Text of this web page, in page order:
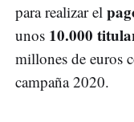
para realizar el
unos 10.000
millones de euros
campaña 2020.